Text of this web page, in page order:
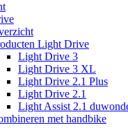
Light Drive
Light Drive 3
Light Drive 3 XL
Light Drive 2.1 Plus
Light Drive 2.1
Light Assist 2.1
met handbike